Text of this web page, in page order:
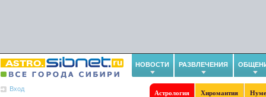
НОВОСТИ РАЗВЛЕЧЕНИЯ
Вход
Астрология Хиромантия